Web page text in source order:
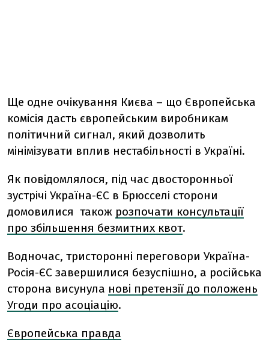
Ще одне очікування Києва – що Європейська
комісія дасть європейським виробникам
політичний сигнал, який дозволить
мінімізувати вплив нестабільності в Україні.
Як повідомлялося, під час двосторонньої
зустрічі Україна-ЄС в Брюсселі сторони
домовилися також розпочати консультації
про збільшення безмитних квот.
Водночас, тристоронні переговори Україна-
Росія-ЄС завершилися безуспішно, а російська
сторона висунула нові претензії до положень
Угоди про асоціацію.
Європейська правда